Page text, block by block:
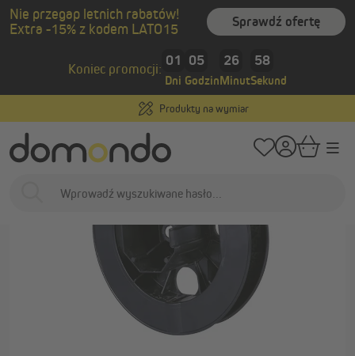
zawartości
Nie przegap letnich rabatów!
Extra -15% z kodem LATO15
Sprawdź ofertę
Koniec promocji: 01
Dni
05
Godzin
26
Minut
58
Sekund
Produkty na wymiar
Strona główna Osłony zewnętrzne Rolety zewnętrzne / Akcesoria i